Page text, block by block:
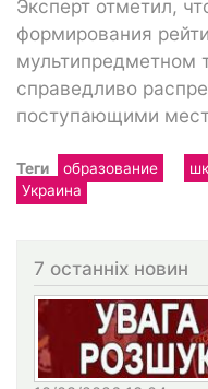
Эксперт отметил,
формирования
мультипредметном
справедливо
поступающими
Теги образование
Украина
7 останніх новин